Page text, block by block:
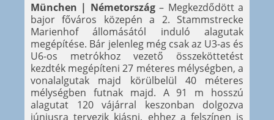
München | Németország– Megkezdődött a
bajor főváros közepén a 2. Stammstrecke
Marienhof állomásától induló alagutak
megépítése. Bár jelenleg még csak az U3-as és
U6-os metrókhoz vezető összeköttetést
kezdték megépíteni 27 méteres mélységben, a
vonalalgutak majd körülbelül 40 méteres
mélységben futnak majd. A 91 m hosszú
alagutat 120 vájárral keszonban dolgozva
júniusra tervezik kiásni, ehhez a felszínen is